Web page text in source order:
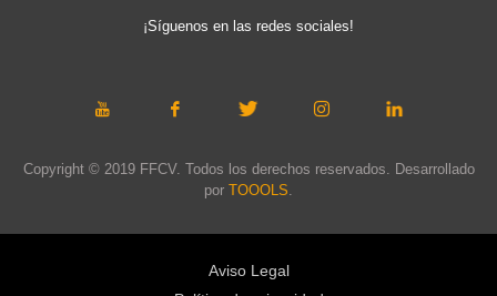
¡Síguenos en las redes sociales!
Copyright © 2019 FFCV. Todos los derechos reservados. Desarrollado
por TOOOLS
Aviso Legal